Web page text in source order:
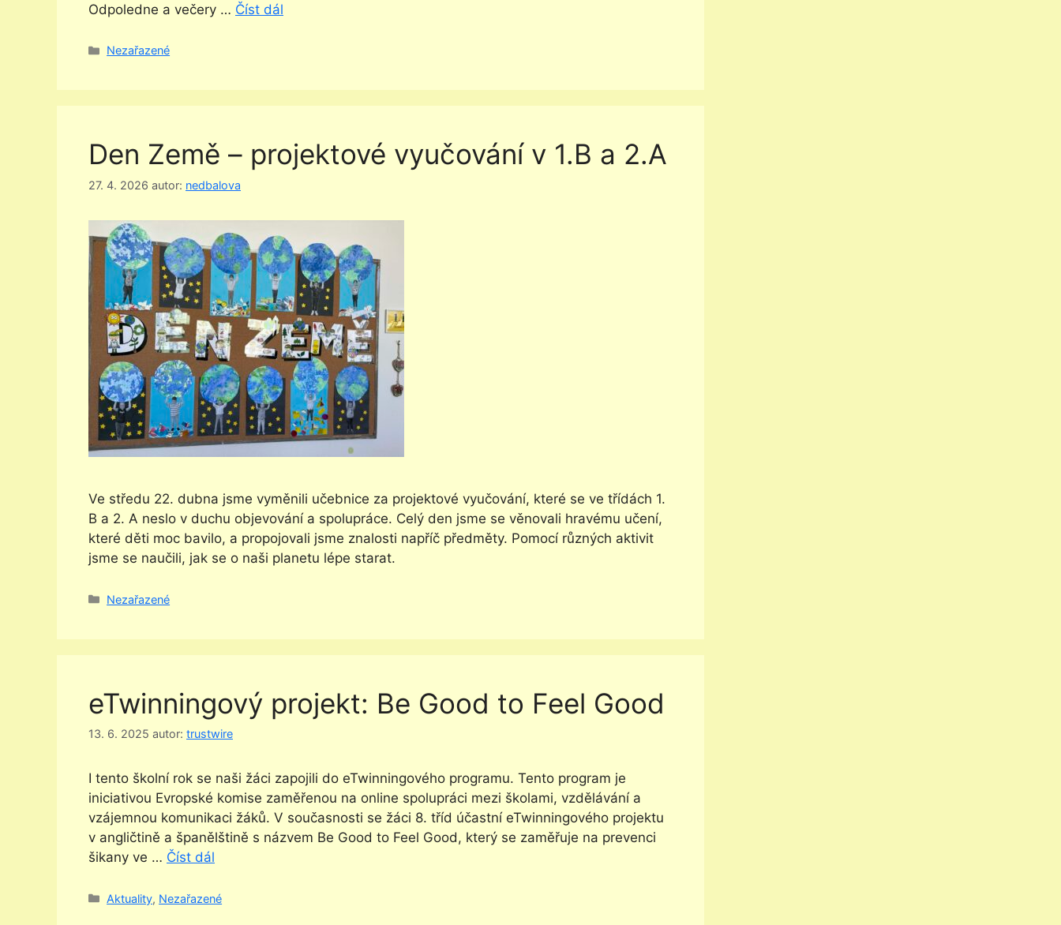
Odpoledne a večery … Číst dál
Rubriky
Nezařazené
Den Země – projektové vyučování v 1.B a 2.A
27. 4. 2026 autor: nedbalova
Ve středu 22. dubna jsme vyměnili učebnice za projektové vyučování, které se ve třídách 1.
B a 2. A neslo v duchu objevování a spolupráce. Celý den jsme se věnovali hravému učení,
které děti moc bavilo, a propojovali jsme znalosti napříč předměty. Pomocí různých aktivit
jsme se naučili, jak se o naši planetu lépe starat.
Rubriky
Nezařazené
eTwinningový projekt: Be Good to Feel Good
13. 6. 2025 autor: trustwire
I tento školní rok se naši žáci zapojili do eTwinningového programu. Tento program je
iniciativou Evropské komise zaměřenou na online spolupráci mezi školami, vzdělávání a
vzájemnou komunikaci žáků. V současnosti se žáci 8. tříd účastní eTwinningového projektu
v angličtině a španělštině s názvem Be Good to Feel Good, který se zaměřuje na prevenci
šikany ve … Číst dál
Rubriky
Aktuality, Nezařazené